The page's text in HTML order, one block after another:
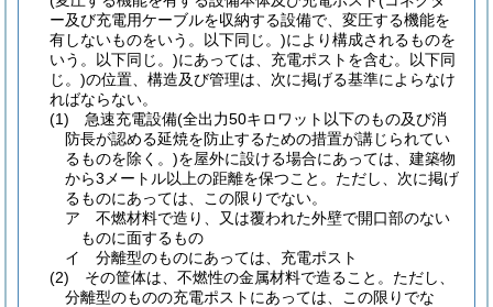
ー及び充電用ケーブルを収納する設備で、変圧する機能を
有しないものをいう。以下同じ。)により構成されるものを
いう。以下同じ。)にあっては、充電ポストを含む。以下同
じ。)の位置、構造及び管理は、次に掲げる基準によらなけ
ればならない。
(1)
急速充電設備(全出力50キロワット以下のもの及び消
防長が認める延焼を防止するための措置が講じられてい
るものを除く。)を屋外に設ける場合にあっては、建築物
から3メートル以上の距離を保つこと。 ただし、次に掲げ
るものにあっては、この限りでない。
ア
不燃材料で造り、又は覆われた外壁で開口部のない
ものに面するもの
イ
分離型のものにあっては、充電ポスト
(2)
その筐体は、不燃性の金属材料で造ること。 ただし、
分離型のものの充電ポストにあっては、この限りでな